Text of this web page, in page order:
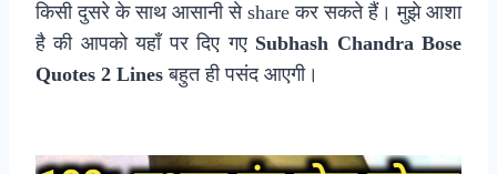
किसी दुसरे के साथ आसानी से share कर सकते हैं। मुझे आशा
है की आपको यहाँ पर दिए गए Subhash Chandra Bose
Quotes 2 Linesबहुत ही पसंद आएगी।